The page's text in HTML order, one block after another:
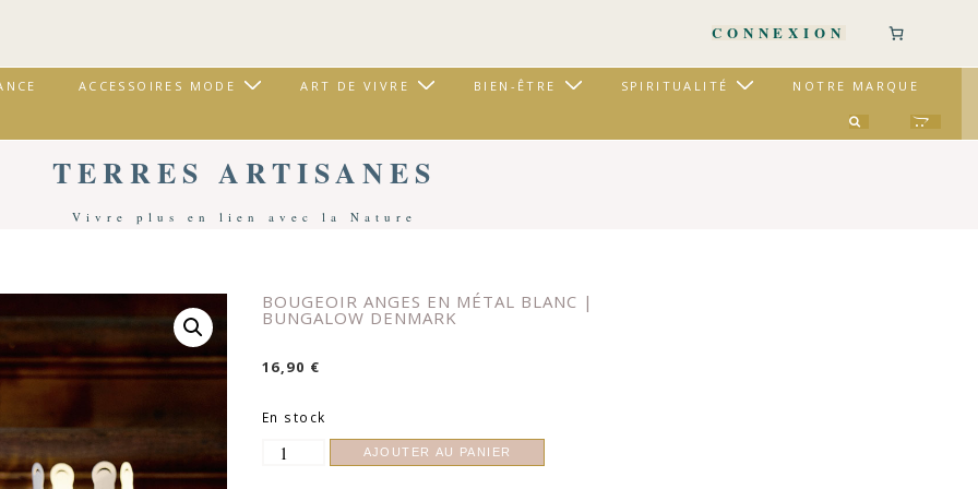
CONNEXION
ACCESSOIRES MODE ART DE VIVRE BIEN-ÊTRE SPIRITUALITÉ NOTRE MARQUE
TERRES ARTISANES
Vivre plus en lien avec la Nature
BOUGEOIR ANGES EN MÉTAL BLANC |
BUNGALOW DENMARK
16,90 €
En stock
quantité
AJOUTER AU PANIER